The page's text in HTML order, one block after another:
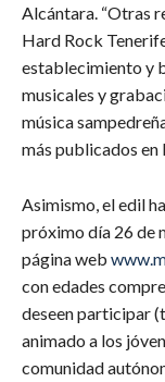
Alcántara. “Otras
Hard Rock
establecimiento y
musicales y
música
más publicados en
Asimismo, el edil
próximo día 26 de
página web
con edades
deseen participar
animado a los
comunidad